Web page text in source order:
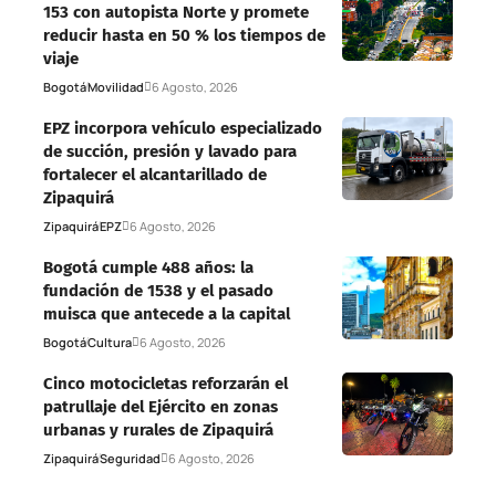
153 con autopista Norte y promete
reducir hasta en 50 % los tiempos de
viaje
BogotáMovilidad 6 Agosto, 2026
EPZ incorpora vehículo especializado
de succión, presión y lavado para
fortalecer el alcantarillado de
Zipaquirá
ZipaquiráEPZ 6 Agosto, 2026
Bogotá cumple 488 años: la
fundación de 1538 y el pasado
muisca que antecede a la capital
BogotáCultura 6 Agosto, 2026
Cinco motocicletas reforzarán el
patrullaje del Ejército en zonas
urbanas y rurales de Zipaquirá
ZipaquiráSeguridad 6 Agosto, 2026